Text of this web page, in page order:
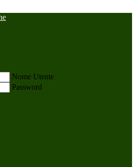
Nome Utente
Password